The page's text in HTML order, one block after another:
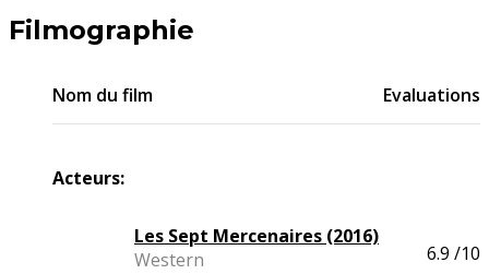
Filmographie
Nom du film Evaluations
Acteurs:
Les Sept Mercenaires (2016)
Western
6.9 /10